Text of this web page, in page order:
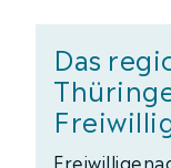
Das